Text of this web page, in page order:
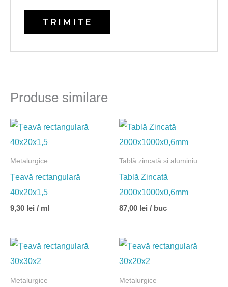
Produse similare
Metalurgice
Țeavă rectangulară
40x20x1,5
9,30 lei / ml
Tablă zincată și aluminiu
Tablă Zincată
2000x1000x0,6mm
87,00 lei / buc
Metalurgice Metalurgice